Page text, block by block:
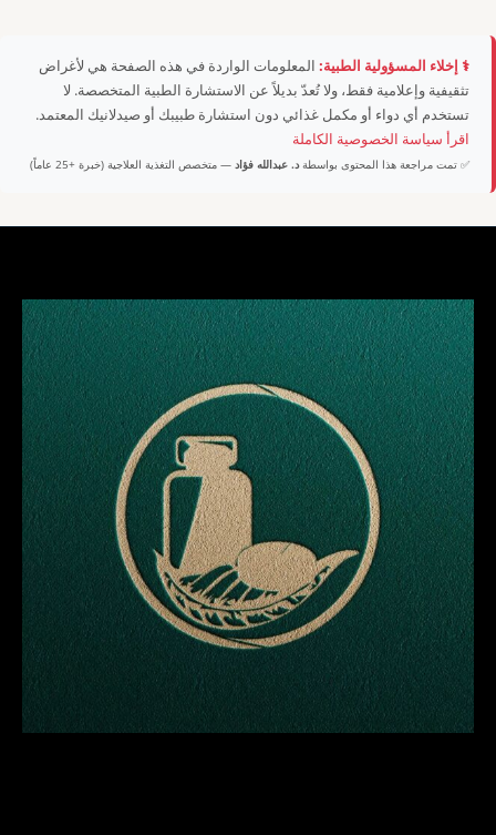
⚕️ إخلاء المسؤولية الطبية: المعلومات الواردة في هذه الصفحة هي لأغراض
تثقيفية وإعلامية فقط، ولا تُعدّ بديلاً عن الاستشارة الطبية المتخصصة. لا
تستخدم أي دواء أو مكمل غذائي دون استشارة طبيبك أو صيدلانيك المعتمد.
اقرأ سياسة الخصوصية الكاملة
✅ تمت مراجعة هذا المحتوى بواسطةد. عبدالله فؤاد — متخصص التغذية العلاجية (خبرة +25 عاماً)